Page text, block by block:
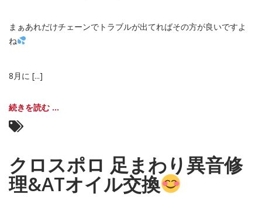
まぁあれだけチェーンでトラブルが出てればその方が良いですよ
ね
8月に [...]
続きを読む ...
クロスポロ 足まわり異音修
理&ATオイル交換